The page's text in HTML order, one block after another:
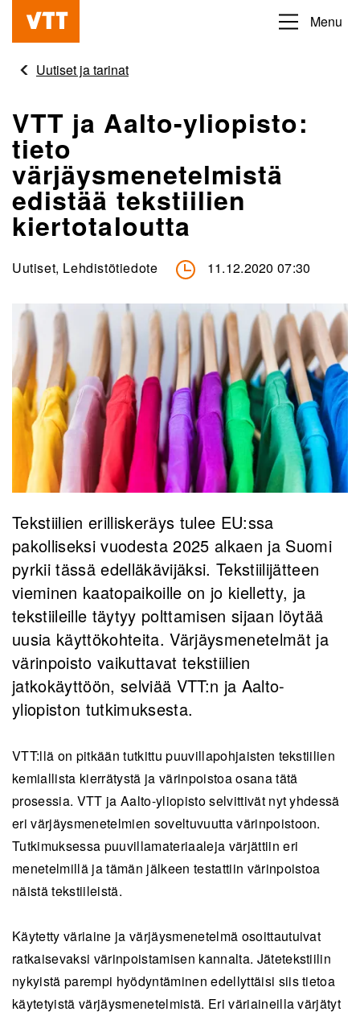
Hyppää
pääsisältöön
Beyond
obvious
Menu
Uutiset ja tarinat
VTT ja Aalto-yliopisto:
tieto
värjäysmenetelmistä
edistää tekstiilien
kiertotaloutta
Uutiset, Lehdistötiedote 11.12.2020 07:30
Tekstiilien erilliskeräys tulee EU:ssa
pakolliseksi vuodesta 2025 alkaen ja Suomi
pyrkii tässä edelläkävijäksi. Tekstiilijätteen
vieminen kaatopaikoille on jo kielletty, ja
tekstiileille täytyy polttamisen sijaan löytää
uusia käyttökohteita. Värjäysmenetelmät ja
värinpoisto vaikuttavat tekstiilien
jatkokäyttöön, selviää VTT:n ja Aalto-
yliopiston tutkimuksesta.
VTT:llä on pitkään tutkittu puuvillapohjaisten tekstiilien
kemiallista kierrätystä ja värinpoistoa osana tätä
prosessia. VTT ja Aalto-yliopisto selvittivät nyt yhdessä
eri värjäysmenetelmien soveltuvuutta värinpoistoon.
Tutkimuksessa puuvillamateriaaleja värjättiin eri
menetelmillä ja tämän jälkeen testattiin värinpoistoa
näistä tekstiileistä.
Käytetty väriaine ja värjäysmenetelmä osoittautuivat
ratkaisevaksi värinpoistamisen kannalta. Jätetekstiilin
nykyistä parempi hyödyntäminen edellyttäisi siis tietoa
käytetyistä värjäysmenetelmistä. Eri väriaineilla värjätyt